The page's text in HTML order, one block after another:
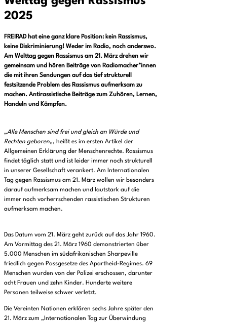
2025
FREIRAD hat eine ganz klare Position: kein Rassismus,
keine Diskriminierung! Weder im Radio, noch anderswo.
Am Welttag gegen Rassismus am 21. März drehen wir
gemeinsam und hören Beiträge von Radiomacher*innen
die mit ihren Sendungen auf das tief strukturell
festsitzende Problem des Rassismus aufmerksam zu
machen. Antirassistische Beiträge zum Zuhören, Lernen,
Handeln und Kämpfen.
„Alle Menschen sind frei und gleich an Würde und
Rechten geboren„, heißt es im ersten Artikel der
Allgemeinen Erklärung der Menschenrechte. Rassismus
findet täglich statt und ist leider immer noch strukturell
in unserer Gesellschaft verankert. Am Internationalen
Tag gegen Rassismus am 21. März wollen wir besonders
darauf aufmerksam machen und lautstark auf die
immer noch vorherrschenden rassistischen Strukturen
aufmerksam machen.
Das Datum vom 21. März geht zurück auf das Jahr 1960.
Am Vormittag des 21. März 1960 demonstrierten über
5.000 Menschen im südafrikanischen Sharpeville
friedlich gegen Passgesetze des Apartheid-Regimes. 69
Menschen wurden von der Polizei erschossen, darunter
acht Frauen und zehn Kinder. Hunderte weitere
Personen teilweise schwer verletzt.
Die Vereinten Nationen erklären sechs Jahre später den
21. März zum „Internationalen Tag zur Überwindung